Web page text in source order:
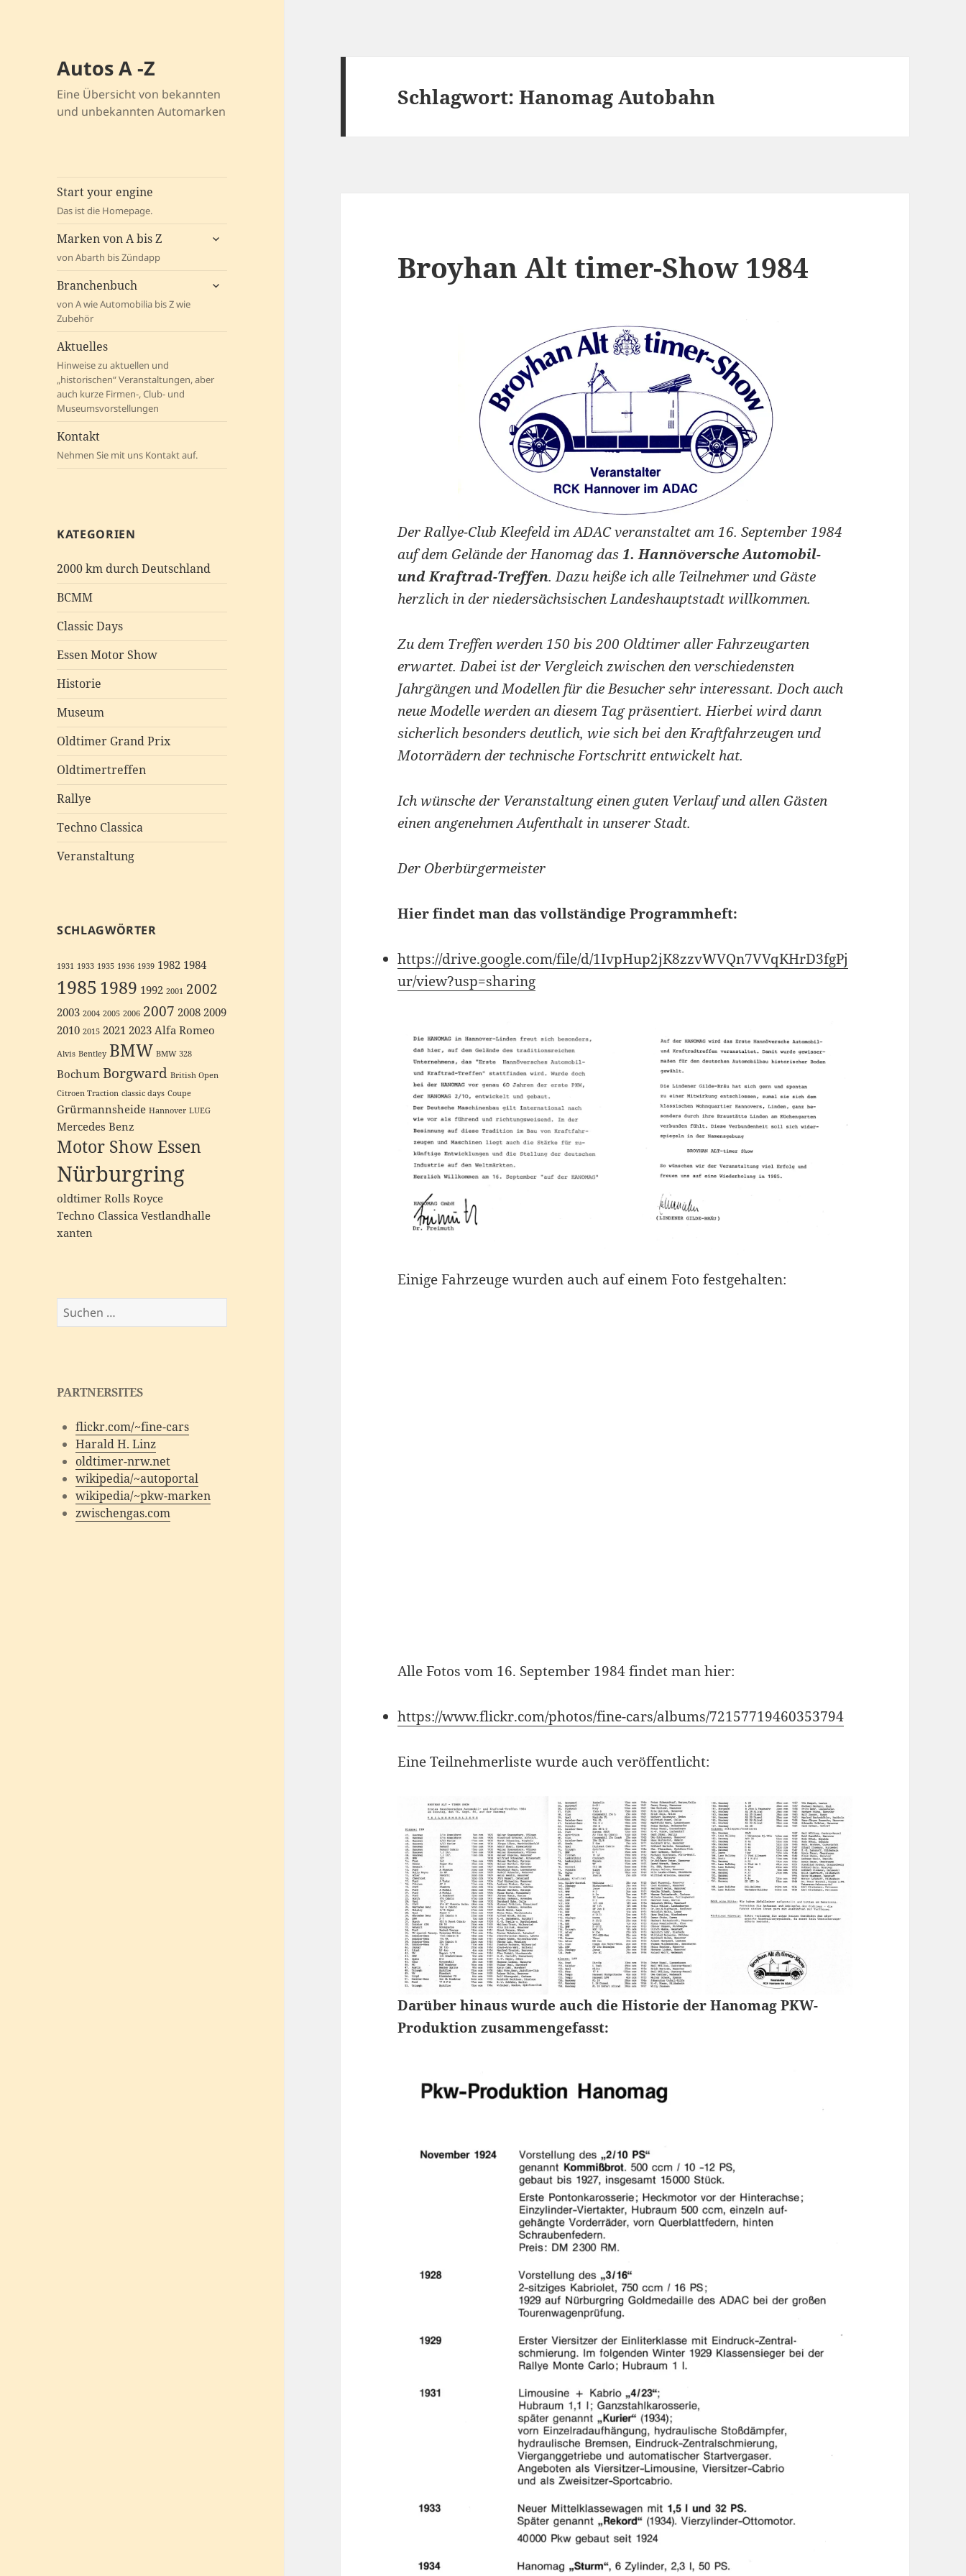
Autos A -Z
Eine Übersicht von bekannten
und unbekannten Automarken
Start your engine
Das ist die Homepage.
Marken von A bis Z
von Abarth bis Zündapp
untermenü
Branchenbuch
von A wie Automobilia bis Z wie
Zubehör
untermenü
Aktuelles
Hinweise zu aktuellen und
„historischen“ Veranstaltungen, aber
auch kurze Firmen-, Club- und
Museumsvorstellungen
Kontakt
Nehmen Sie mit uns Kontakt auf.
KATEGORIEN
2000 km durch Deutschland
BCMM
Classic Days
Essen Motor Show
Historie
Museum
Oldtimer Grand Prix
Oldtimertreffen
Rallye
Techno Classica
Veranstaltung
SCHLAGWÖRTER
1931 1933 1935 1936 1939 1982 1984
19851989 1992 2001 2002
2003 2004 2005 2006 2007 20082009
2010 2015 2021 2023Alfa Romeo
Alvis Bentley BMW BMW 328
BochumBorgward British Open
Citroen Traction classic days Coupe
Grürmannsheide Hannover LUEG
Mercedes Benz
Motor Show Essen
Nürburgring
oldtimerRolls Royce
Techno ClassicaVestlandhalle
xanten
Suchen
nach:
PARTNERSITES
flickr.com/~fine-cars
Harald H. Linz
oldtimer-nrw.net
wikipedia/~autoportal
wikipedia/~pkw-marken
zwischengas.com
Schlagwort:Hanomag Autobahn
Broyhan Alt timer-Show 1984
Der Rallye-Club Kleefeld im ADAC veranstaltet am 16. September 1984
auf dem Gelände der Hanomag das1. Hannöversche Automobil-
und Kraftrad-Treffen. Dazu heiße ich alle Teilnehmer und Gäste
herzlich in der niedersächsischen Landeshauptstadt willkommen.
Zu dem Treffen werden 150 bis 200 Oldtimer aller Fahrzeugarten
erwartet. Dabei ist der Vergleich zwischen den verschiedensten
Jahrgängen und Modellen für die Besucher sehr interessant. Doch auch
neue Modelle werden an diesem Tag präsentiert. Hierbei wird dann
sicherlich besonders deutlich, wie sich bei den Kraftfahrzeugen und
Motorrädern der technische Fortschritt entwickelt hat.
Ich wünsche der Veranstaltung einen guten Verlauf und allen Gästen
einen angenehmen Aufenthalt in unserer Stadt.
Der Oberbürgermeister
Hier findet man das vollständige Programmheft:
https://drive.google.com/file/d/1IvpHup2jK8zzvWVQn7VVqKHrD3fgPj
ur/view?usp=sharing
Einige Fahrzeuge wurden auch auf einem Foto festgehalten:
Alle Fotos vom 16. September 1984 findet man hier:
https://www.flickr.com/photos/fine-cars/albums/72157719460353794
Eine Teilnehmerliste wurde auch veröffentlicht:
Darüber hinaus wurde auch die Historie der Hanomag PKW-
Produktion zusammengefasst: